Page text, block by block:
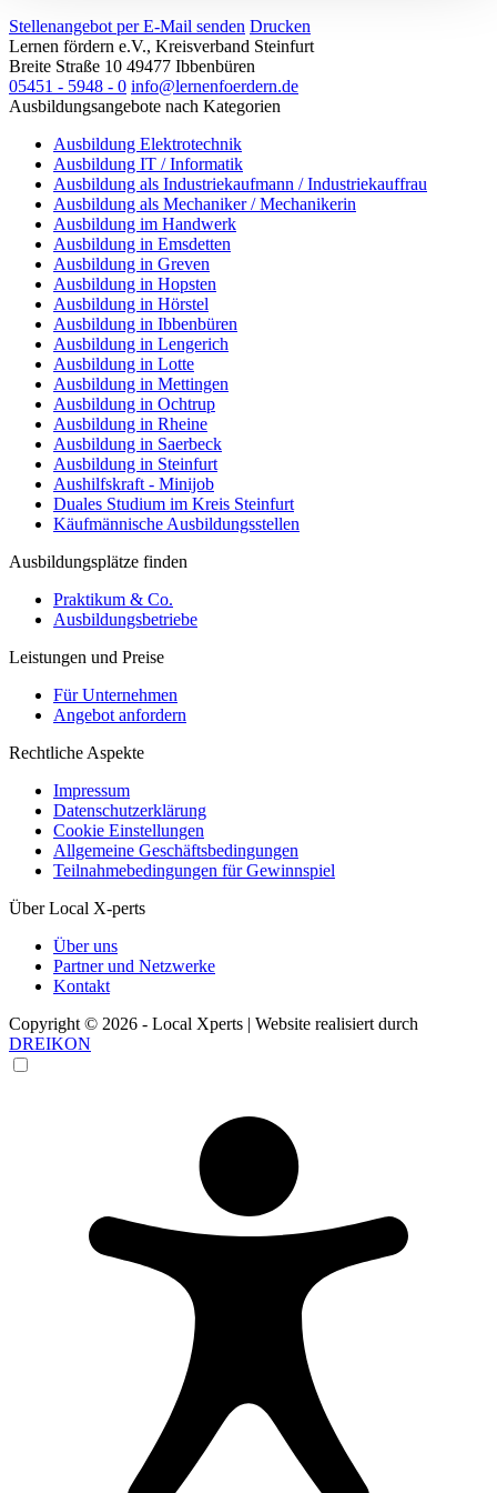
Stellenangebot per E-Mail senden Drucken
Lernen fördern e.V., Kreisverband Steinfurt
Breite Straße 10 49477 Ibbenbüren
05451 - 5948 - 0 info@lernenfoerdern.de
Ausbildungsangebote nach Kategorien
Ausbildung Elektrotechnik
Ausbildung IT / Informatik
Ausbildung als Industriekaufmann / Industriekauffrau
Ausbildung als Mechaniker / Mechanikerin
Ausbildung im Handwerk
Ausbildung in Emsdetten
Ausbildung in Greven
Ausbildung in Hopsten
Ausbildung in Hörstel
Ausbildung in Ibbenbüren
Ausbildung in Lengerich
Ausbildung in Lotte
Ausbildung in Mettingen
Ausbildung in Ochtrup
Ausbildung in Rheine
Ausbildung in Saerbeck
Ausbildung in Steinfurt
Aushilfskraft - Minijob
Duales Studium im Kreis Steinfurt
Käufmännische Ausbildungsstellen
Ausbildungsplätze finden
Praktikum & Co.
Ausbildungsbetriebe
Leistungen und Preise
Für Unternehmen
Angebot anfordern
Rechtliche Aspekte
Impressum
Datenschutzerklärung
Cookie Einstellungen
Allgemeine Geschäftsbedingungen
Teilnahmebedingungen für Gewinnspiel
Über Local X-perts
Über uns
Partner und Netzwerke
Kontakt
Copyright © 2026 - Local Xperts | Website realisiert durch
DREIKON